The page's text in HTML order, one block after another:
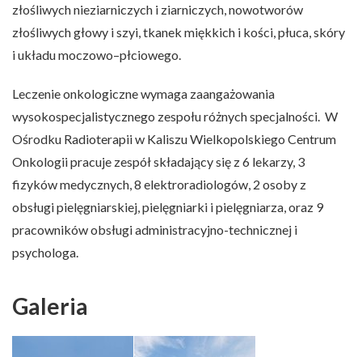
złośliwych nieziarniczych i ziarniczych, nowotworów
złośliwych głowy i szyi, tkanek miękkich i kości, płuca, skóry
i układu moczowo–płciowego.
Leczenie onkologiczne wymaga zaangażowania
wysokospecjalistycznego zespołu różnych specjalności. W
Ośrodku Radioterapii w Kaliszu Wielkopolskiego Centrum
Onkologii pracuje zespół składający się z 6 lekarzy, 3
fizyków medycznych, 8 elektroradiologów, 2 osoby z
obsługi pielęgniarskiej, pielęgniarki i pielęgniarza, oraz 9
pracowników obsługi administracyjno-technicznej i
psychologa.
Galeria